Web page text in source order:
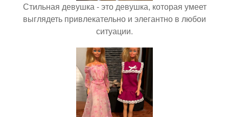
Стильная девушка - это девушка, которая умеет
выглядеть привлекательно и элегантно в любои
ситуации.